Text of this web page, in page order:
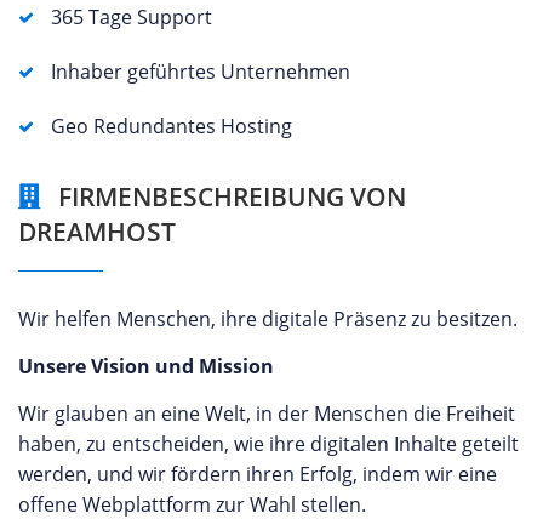
365 Tage Support
Inhaber geführtes Unternehmen
Geo Redundantes Hosting
FIRMENBESCHREIBUNG VON
DREAMHOST
Wir helfen Menschen, ihre digitale Präsenz zu besitzen.
Unsere Vision und Mission
Wir glauben an eine Welt, in der Menschen die Freiheit
haben, zu entscheiden, wie ihre digitalen Inhalte geteilt
werden, und wir fördern ihren Erfolg, indem wir eine
offene Webplattform zur Wahl stellen.